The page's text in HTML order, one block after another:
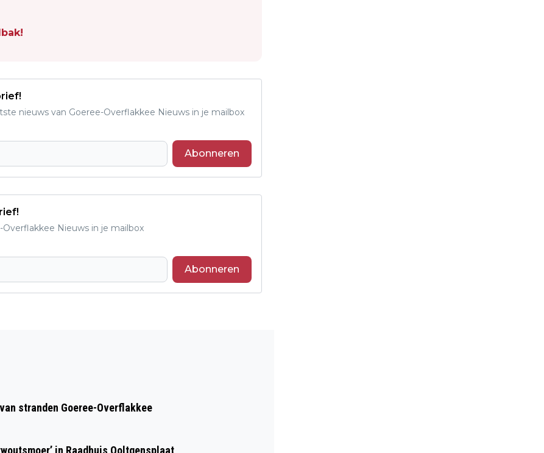
nieuws van Goeree-Overflakkee Nieuws in je mailbox
Abonneren
Nieuws in je mailbox
Abonneren
stranden Goeree-Overflakkee